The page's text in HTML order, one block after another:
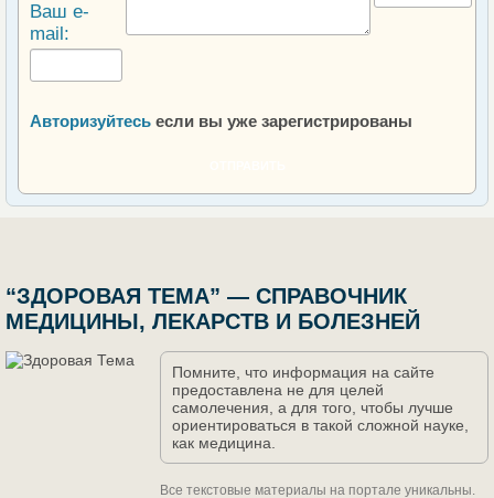
Ваш e-
mail:
Авторизуйтесь если вы уже зарегистрированы
“ЗДОРОВАЯ ТЕМА” — СПРАВОЧНИК
МЕДИЦИНЫ, ЛЕКАРСТВ И БОЛЕЗНЕЙ
Помните, что информация на сайте
предоставлена не для целей
самолечения, а для того, чтобы лучше
ориентироваться в такой сложной науке,
как медицина.
Все текстовые материалы на портале уникальны.